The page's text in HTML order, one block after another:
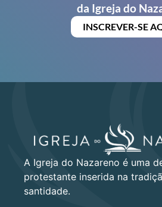
da Igreja do
INSCREVER-SE
A Igreja do Nazareno é uma
protestante inserida na
santidade.